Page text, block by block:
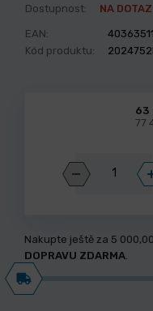
Dostupnost: NA DOTAZ
EAN:
Kód produktu:
63
77
Nakupte ještě za 5
DOPRAVU ZDARMA.